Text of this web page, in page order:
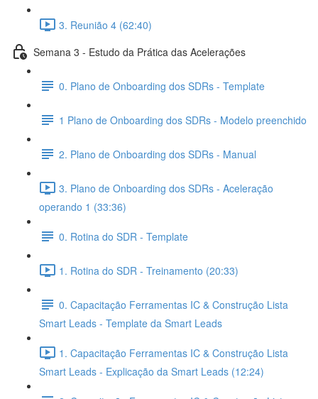
3. Reunião 4 (62:40)
Semana 3 - Estudo da Prática das Acelerações
0. Plano de Onboarding dos SDRs - Template
1 Plano de Onboarding dos SDRs - Modelo preenchido
2. Plano de Onboarding dos SDRs - Manual
3. Plano de Onboarding dos SDRs - Aceleração
operando 1 (33:36)
0. Rotina do SDR - Template
1. Rotina do SDR - Treinamento (20:33)
0. Capacitação Ferramentas IC & Construção Lista
Smart Leads - Template da Smart Leads
1. Capacitação Ferramentas IC & Construção Lista
Smart Leads - Explicação da Smart Leads (12:24)